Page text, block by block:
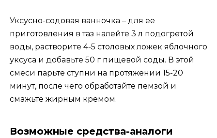
Уксусно-содовая ванночка – для ее
приготовления в таз налейте 3 л подогретой
воды, растворите 4-5 столовых ложек яблочного
уксуса и добавьте 50 г пищевой соды. В этой
смеси парьте ступни на протяжении 15-20
минут, после чего обработайте пемзой и
смажьте жирным кремом.
Возможные средства-аналоги